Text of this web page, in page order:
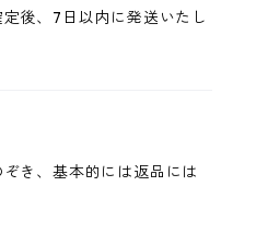
後、7日以内に発送いたし
き、基本的には返品には